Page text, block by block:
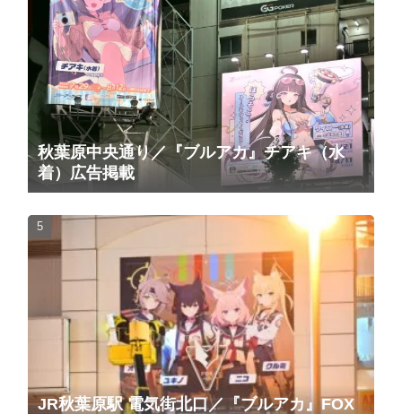
秋葉原中央通り／『ブルアカ』チアキ（水
着）広告掲載
JR秋葉原駅 電気街北口／『ブルアカ』FOX